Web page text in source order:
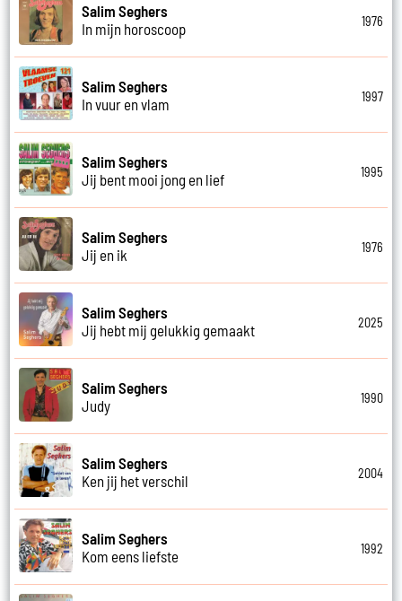
Salim Seghers
In mijn horoscoop
1976
Salim Seghers
In vuur en vlam
1997
Salim Seghers
Jij bent mooi jong en lief
1995
Salim Seghers
Jij en ik
1976
Salim Seghers
Jij hebt mij gelukkig gemaakt
2025
Salim Seghers
Judy
1990
Salim Seghers
Ken jij het verschil
2004
Salim Seghers
Kom eens liefste
1992